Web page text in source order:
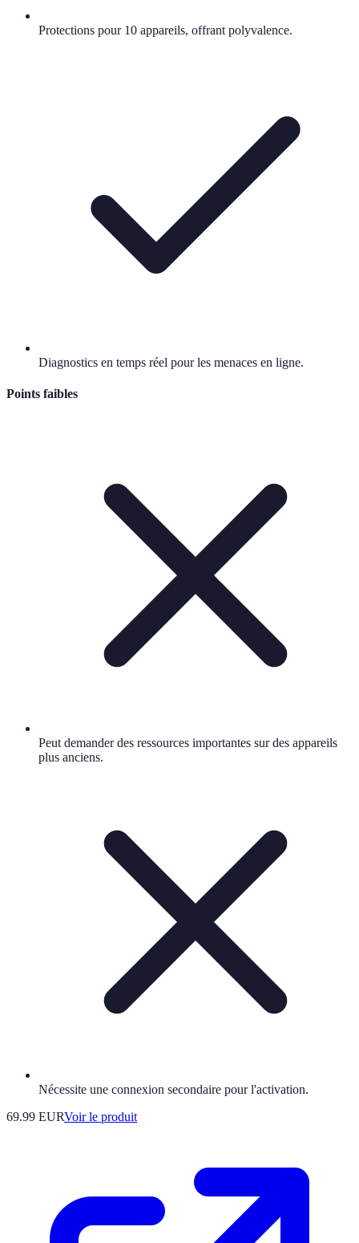
Protections pour 10 appareils, offrant polyvalence.
Diagnostics en temps réel pour les menaces en ligne.
Points faibles
Peut demander des ressources importantes sur des appareils
plus anciens.
Nécessite une connexion secondaire pour l'activation.
69.99 EURVoir le produit